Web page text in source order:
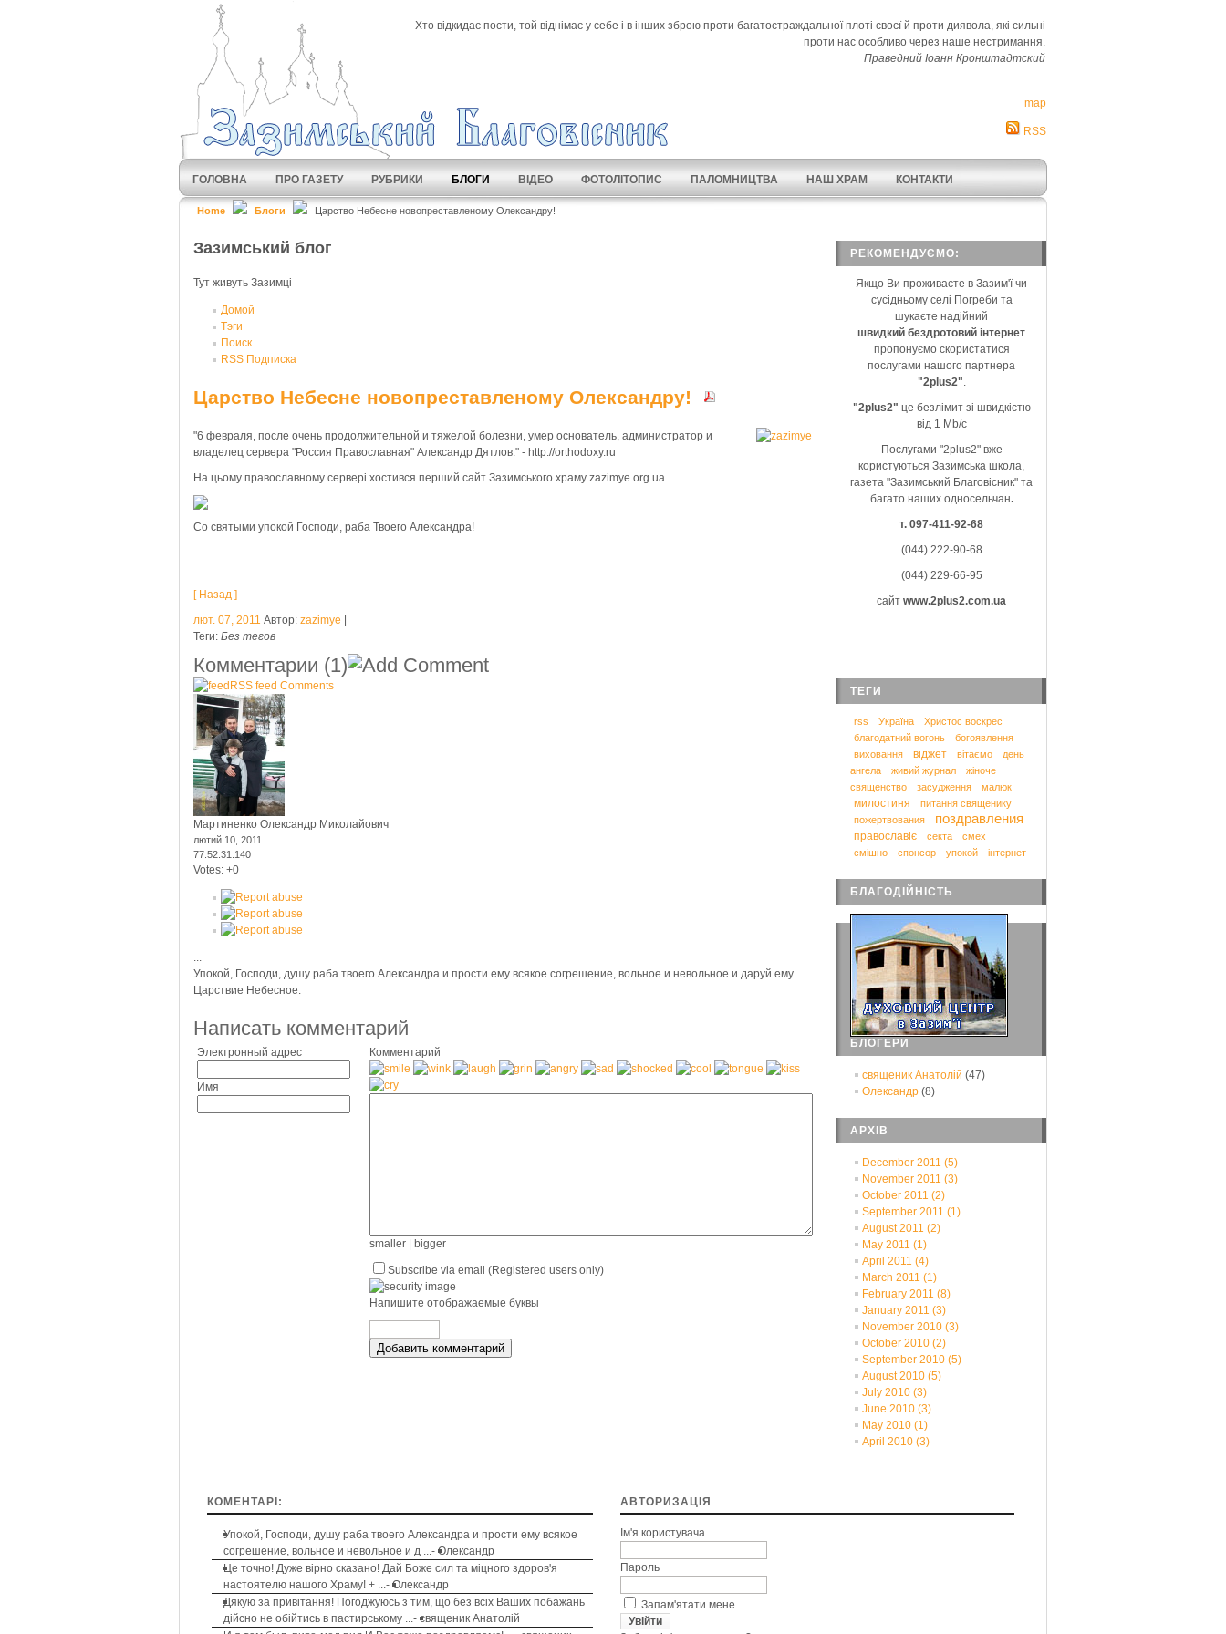
Хто відкидає пости, той віднімає у себе і в інших зброю проти багатостраждальної плоті своєї й проти диявола, які сильні
проти нас особливо через наше нестримання.
Праведний Іоанн Кронштадтский
map
RSS
ГОЛОВНА ПРО ГАЗЕТУ РУБРИКИ БЛОГИ ВІДЕО ФОТОЛІТОПИС ПАЛОМНИЦТВА НАШ ХРАМ КОНТАКТИ
Home Блоги Царство Небесне новопреставленому Олександру!
Зазимський блог
Тут живуть Зазимці
Домой
Тэги
Поиск
RSS Подписка
Царство Небесне новопреставленому Олександру!
"6 февраля, после очень продолжительной и тяжелой болезни, умер основатель, администратор и
владелец сервера "Россия Православная" Александр Дятлов." - http://orthodoxy.ru
На цьому православному сервері хостився перший сайт Зазимського храму zazimye.org.ua
Со святыми упокой Господи, раба Твоего Александра!
[ Назад ]
лют. 07, 2011 Автор: zazimye
Теги: Без тегов
Комментарии (1)
RSS feed Comments
Мартиненко Олександр Миколайович
лютий 10, 2011
77.52.31.140
Votes: +0
Упокой, Господи, душу раба твоего Александра и прости ему всякое согрешение, вольное и невольное и даруй ему
Царствие Небесное.
Написать комментарий
Электронный адрес
Имя
Комментарий
smaller | bigger
Subscribe via email (Registered users only)
Напишите отображаемые буквы
Добавить комментарий
РЕКОМЕНДУЄМО:
Якщо Ви проживаєте в Зазим'ї чи
сусідньому селі Погреби та
шукаєте надійний
швидкий бездротовий інтернет
пропонуємо скористатися
послугами нашого партнера
"2plus2".
"2plus2" це безлімит зі швидкістю
від 1 Mb/c
Послугами "2plus2" вже
користуються Зазимська школа,
газета "Зазимський Благовісник" та
багато наших односельчан.
т. 097-411-92-68
(044) 222-90-68
(044) 229-66-95
сайт www.2plus2.com.ua
ТЕГИ
rss Україна
Христос воскрес
благодатний вогонь
богоявлення
виховання
віджет вітаємо
день
ангела
живий журнал
жіноче
священство
засудження малюк
милостиня
питання священику
пожертвования
поздравления
православіє секта
смех
смішно
спонсор упокой інтернет
БЛАГОДІЙНІСТЬ
БЛОГЕРИ
священик Анатолій (47)
Олександр (8)
АРХІВ
December 2011 (5)
November 2011 (3)
October 2011 (2)
September 2011 (1)
August 2011 (2)
May 2011 (1)
April 2011 (4)
March 2011 (1)
February 2011 (8)
January 2011 (3)
November 2010 (3)
October 2010 (2)
September 2010 (5)
August 2010 (5)
July 2010 (3)
June 2010 (3)
May 2010 (1)
April 2010 (3)
КОМЕНТАРІ:
Упокой, Господи, душу раба твоего Александра и прости ему всякое
согрешение, вольное и невольное и д ...- Олександр
Це точно! Дуже вірно сказано! Дай Боже сил та міцного здоров'я
настоятелю нашого Храму! + ...- Олександр
Дякую за привітання! Погоджуюсь з тим, що без всіх Ваших побажань
дійсно не обійтись в пастирському ...- священик Анатолій
АВТОРИЗАЦІЯ
Ім'я користувача
Пароль
Запам'ятати мене